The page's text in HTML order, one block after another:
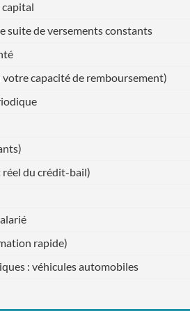
capital
suite de versements constants
votre capacité de remboursement)
du crédit-bail)
rapide)
: véhicules automobiles